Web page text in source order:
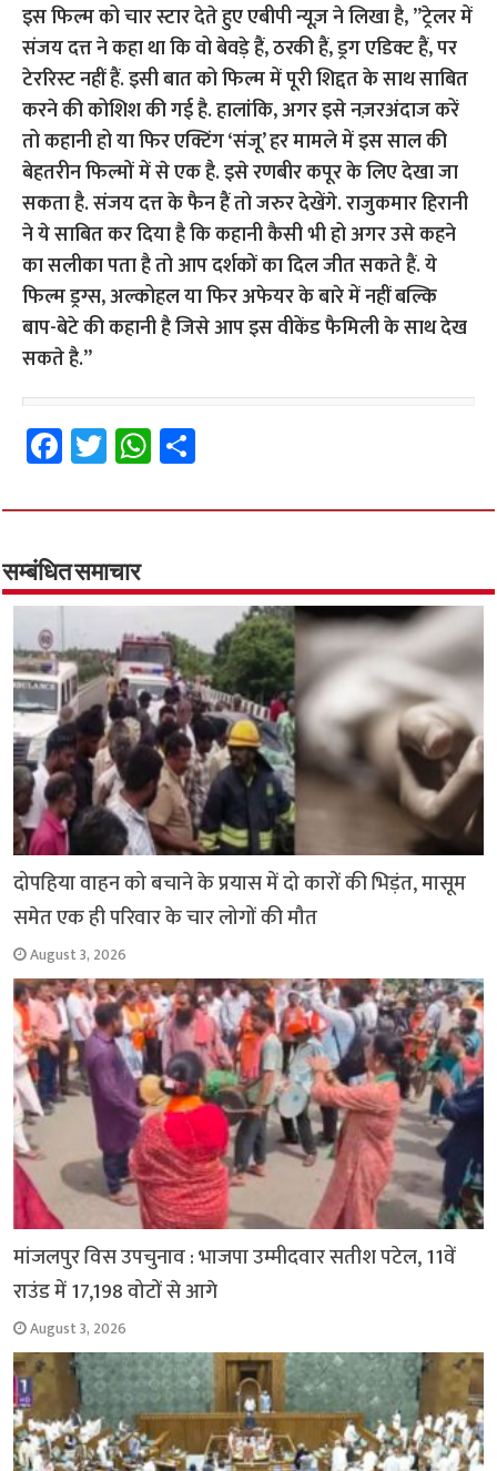
इस फिल्म को चार स्टार देते हुए एबीपी न्यूज़ ने लिखा है, ”ट्रेलर में
संजय दत्त ने कहा था कि वो बेवड़े हैं, ठरकी हैं, ड्रग एडिक्ट हैं, पर
टेररिस्ट नहीं हैं. इसी बात को फिल्म में पूरी शिद्दत के साथ साबित
करने की कोशिश की गई है. हालांकि, अगर इसे नज़रअंदाज करें
तो कहानी हो या फिर एक्टिंग ‘संजू’ हर मामले में इस साल की
बेहतरीन फिल्मों में से एक है. इसे रणबीर कपूर के लिए देखा जा
सकता है. संजय दत्त के फैन हैं तो जरुर देखेंगे. राजुकमार हिरानी
ने ये साबित कर दिया है कि कहानी कैसी भी हो अगर उसे कहने
का सलीका पता है तो आप दर्शकों का दिल जीत सकते हैं. ये
फिल्म ड्रग्स, अल्कोहल या फिर अफेयर के बारे में नहीं बल्कि
बाप-बेटे की कहानी है जिसे आप इस वीकेंड फैमिली के साथ देख
सकते है.”
Fa
ce
b
o
o
k
T
wi
tt
er
W
h
at
p
p
ar
सम्बंधित समाचार
दोपहिया वाहन को बचाने के प्रयास में दो कारों की भिड़ंत, मासूम
समेत एक ही परिवार के चार लोगों की मौत
August 3, 2026
मांजलपुर विस उपचुनाव : भाजपा उम्मीदवार सतीश पटेल, 11वें
राउंड में 17,198 वोटों से आगे
August 3, 2026